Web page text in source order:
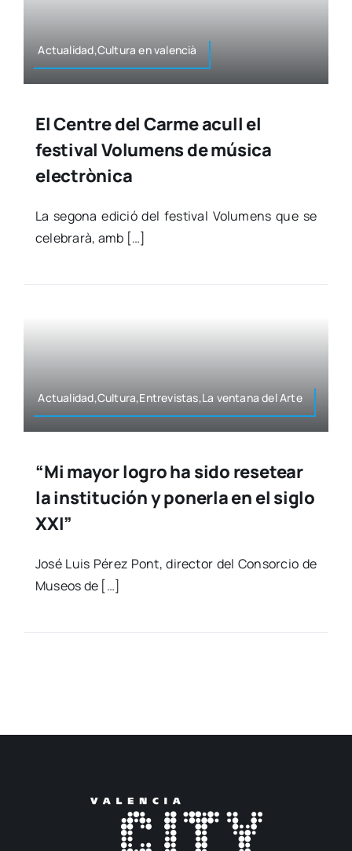
Actualidad,Cultura en valen­cià
El Centre del Carme acull el
festival Volumens de música
electrònica
La sego­na edi­ció del fes­ti­val Volu­mens que se
cele­bra­rà, amb […]
Actualidad,Cultura,Entrevistas,La ven­ta­na del Arte
“Mi mayor logro ha sido resetear
la institución y ponerla en el siglo
XXI”
José Luis Pérez Pont, direc­tor del Con­sor­cio de
Museos de […]